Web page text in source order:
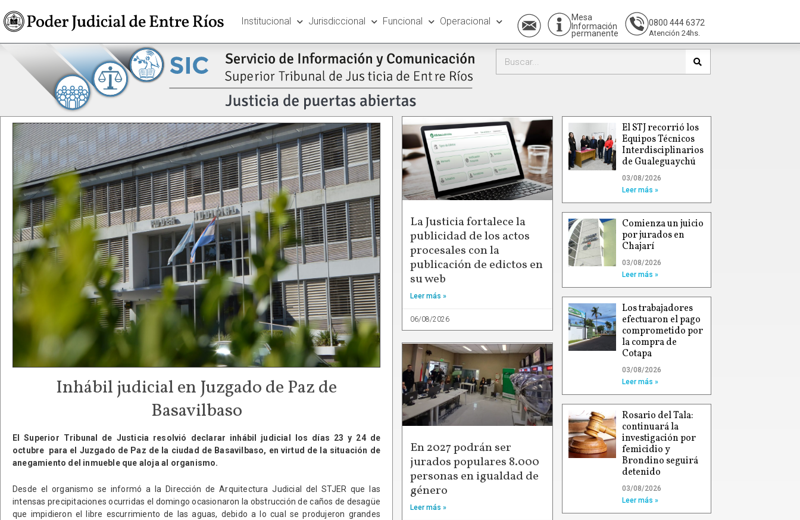
Institucional Jurisdiccional Funcional Operacional
Mesa
Información
permanente
0800 444 6372
Atención 24hs.
Inhábil judicial en Juzgado de Paz de
Basavilbaso
El Superior Tribunal de Justicia resolvió declarar inhábil judicial los días 23 y 24 de
octubre para el Juzgado de Paz de la ciudad de Basavilbaso, en virtud de la situación de
anegamiento del inmueble que aloja al organismo.
Desde el organismo se informó a la Dirección de Arquitectura Judicial del STJER que las
intensas precipitaciones ocurridas el domingo ocasionaron la obstrucción de caños de desagüe
que impidieron el libre escurrimiento de las aguas, debido a lo cual se produjeron grandes
La Justicia fortalece la
publicidad de los actos
procesales con la
publicación de edictos en
su web
Leer más »
06/08/2026
En 2027 podrán ser
jurados populares 8.000
personas en igualdad de
género
Leer más »
El STJ recorrió los
Equipos Técnicos
Interdisciplinarios
de Gualeguaychú
03/08/2026
Leer más »
Comienza un juicio
por jurados en
Chajarí
03/08/2026
Leer más »
Los trabajadores
efectuaron el pago
comprometido por
la compra de
Cotapa
03/08/2026
Leer más »
Rosario del Tala:
continuará la
investigación por
femicidio y
Brondino seguirá
detenido
03/08/2026
Leer más »